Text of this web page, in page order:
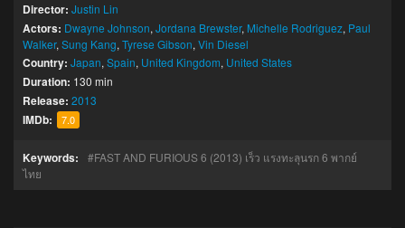
Director: Justin Lin
Actors: Dwayne Johnson,Jordana Brewster, Michelle Rodriguez, Paul
Walker,Sung Kang,Tyrese Gibson,Vin Diesel
Country: Japan,Spain, United Kingdom, United States
Duration: 130 min
Release: 2013
IMDb: 7.0
Keywords:
FAST AND FURIOUS 6 (2013) เร็ว แรงทะลุนรก 6 พากย์
ไทย